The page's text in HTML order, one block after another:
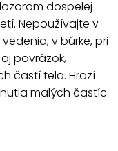
dospelej
Nepoužívajte v
v búrke, pri
povrázok,
častí tela. Hrozí
malých častíc.